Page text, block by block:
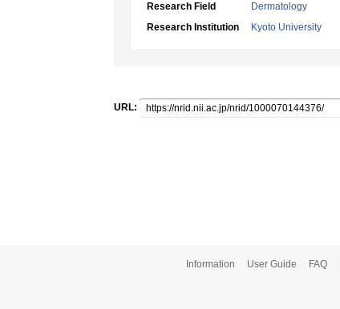
Research Field
Dermatology
Research Institution
Kyoto University
URL:
Information User Guide FAQ